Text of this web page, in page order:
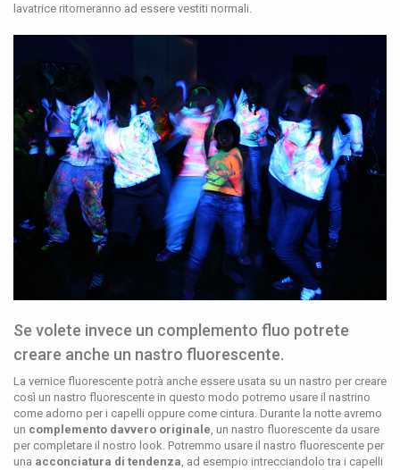
lavatrice ritorneranno ad essere vestiti normali.
Se volete invece un complemento fluo potrete
creare anche un nastro fluorescente.
La vernice fluorescente potrà anche essere usata su un nastro per creare
così un nastro fluorescente in questo modo potremo usare il nastrino
come adorno per i capelli oppure come cintura. Durante la notte avremo
un complemento davvero originale, un nastro fluorescente da usare
per completare il nostro look. Potremmo usare il nastro fluorescente per
una acconciatura di tendenza, ad esempio intrecciandolo tra i capelli